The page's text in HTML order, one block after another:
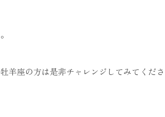
羊座の方は是非チャレンジしてみてくださ